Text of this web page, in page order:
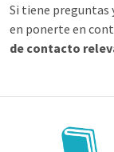
Si tiene preguntas
en ponerte en
de contacto